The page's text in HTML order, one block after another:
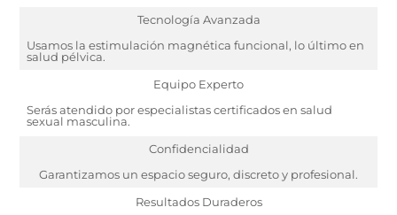
Tecnología Avanzada
Usamos la estimulación magnética funcional, lo último en
salud pélvica.
Equipo Experto
Serás atendido por especialistas certificados en salud
sexual masculina.
Confidencialidad
Garantizamos un espacio seguro, discreto y profesional.
Resultados Duraderos